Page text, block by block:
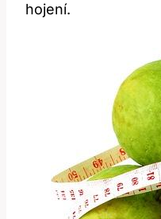
hojení.